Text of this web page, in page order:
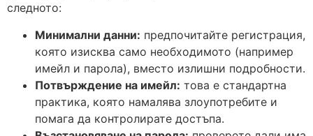
следното:
Минимални данни: предпочитайте регистрация,
която изисква само необходимото (например
имейл и парола), вместо излишни подробности.
Потвърждение на имейл: това е стандартна
практика, която намалява злоупотребите и
помага да контролирате достъпа.